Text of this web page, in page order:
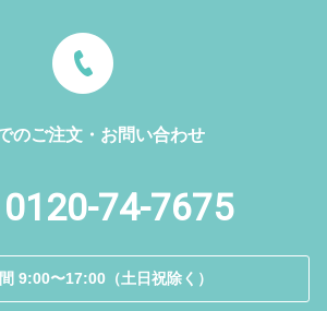
のご注文・お問い合わせ
0120-74-7675
9:00〜17:00（土日祝除く）